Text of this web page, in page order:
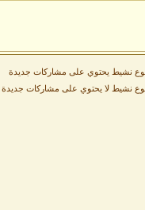
نشيط يحتوي على مشاركات جديدة
نشيط لا يحتوي على مشاركات جديدة